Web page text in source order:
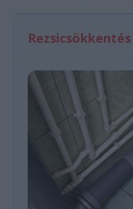
Rezsicsökkentés